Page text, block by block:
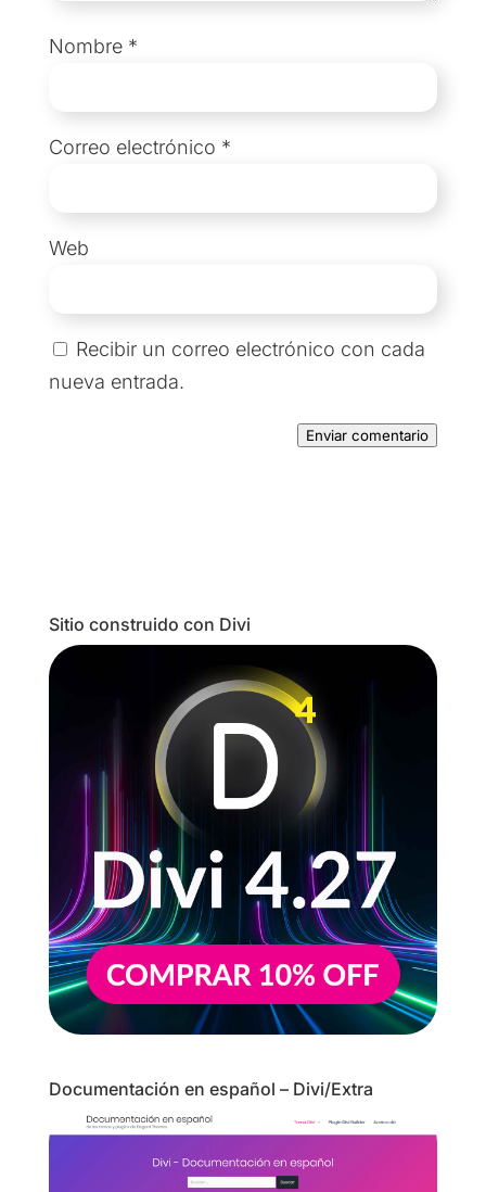
Nombre *
Correo electrónico *
Web
Recibir un correo electrónico con cada
nueva entrada.
Enviar comentario
Sitio construido con Divi
Documentación en español – Divi/Extra